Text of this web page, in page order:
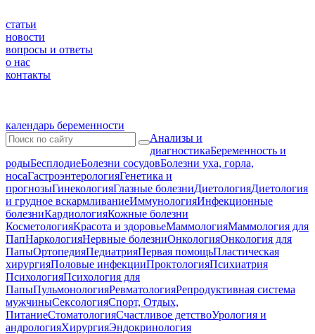
статьи
новости
вопросы и ответы
о нас
контакты
календарь беременности
Анализы и
диагностикаБеременность и
родыБесплодиеБолезни сосудовБолезни уха, горла,
носаГастроэнтерологияГенетика и
прогнозыГинекологияГлазные болезниДиетологияДиетология
и грудное вскармливаниеИммунологияИнфекционные
болезниКардиологияКожные болезни
КосметологияКрасота и здоровьеМаммологияМаммология для
ПапНаркологияНервные болезниОнкологияОнкология для
ПапыОртопедияПедиатрияПервая помощьПластическая
хирургияПоловые инфекцииПроктологияПсихиатрия
ПсихологияПсихология для
ПапыПульмонологияРевматологияРепродуктивная система
мужчиныСексологияСпорт, Отдых,
ПитаниеСтоматологияСчастливое детствоУрология и
андрологияХирургияЭндокринология